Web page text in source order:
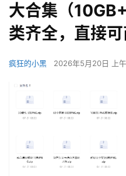
大合集（
类齐全，直接
疯狂的小黑 2026年5月20日 上